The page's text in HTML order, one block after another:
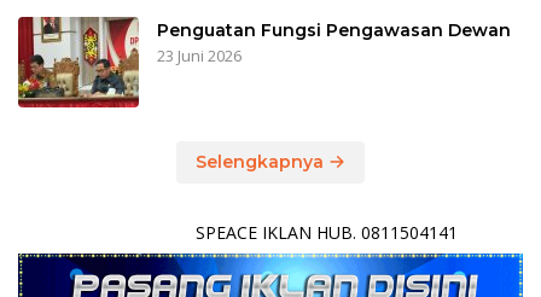
Penguatan Fungsi Pengawasan Dewan
23 Juni 2026
Selengkapnya
SPEACE IKLAN HUB. 0811504141